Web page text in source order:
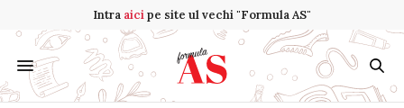
Intra aicipe site ul vechi "Formula AS"